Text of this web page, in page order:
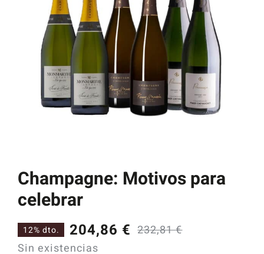
Catas y Actividades
Champagne: Motivos para
celebrar
232,81€
204,86 €
12% dto.
Sin existencias